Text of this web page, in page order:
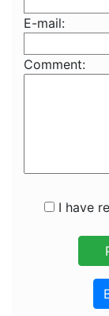
E-mail:
Comment:
I have